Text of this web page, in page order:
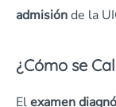
admisiónde la
¿Cómo se
Elexamen